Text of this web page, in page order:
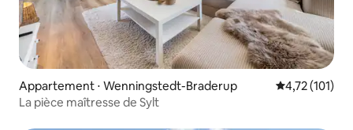
Appartement ⋅ Wenningstedt-Braderup Évaluation
4,72 (101)
La pièce maîtresse de Sylt